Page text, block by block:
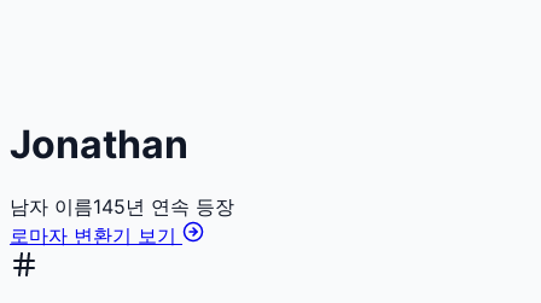
Jonathan
남자 이름145년 연속 등장
로마자 변환기 보기